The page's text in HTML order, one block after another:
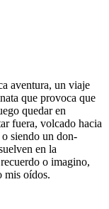
aventura, un viaje
que provoca que
quedar en
fuera, volcado hacia
siendo un don-
en la
o imagino,
mis oídos.